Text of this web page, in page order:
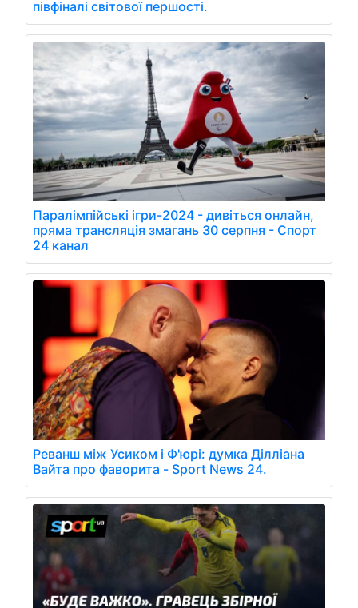
півфіналі світової першості.
Паралімпійські ігри-2024 - дивіться онлайн,
пряма трансляція змагань 30 серпня - Спорт
24 канал
Реванш між Усиком і Ф'юрі: думка Ділліана
Вайта про фаворита - Sport News 24.